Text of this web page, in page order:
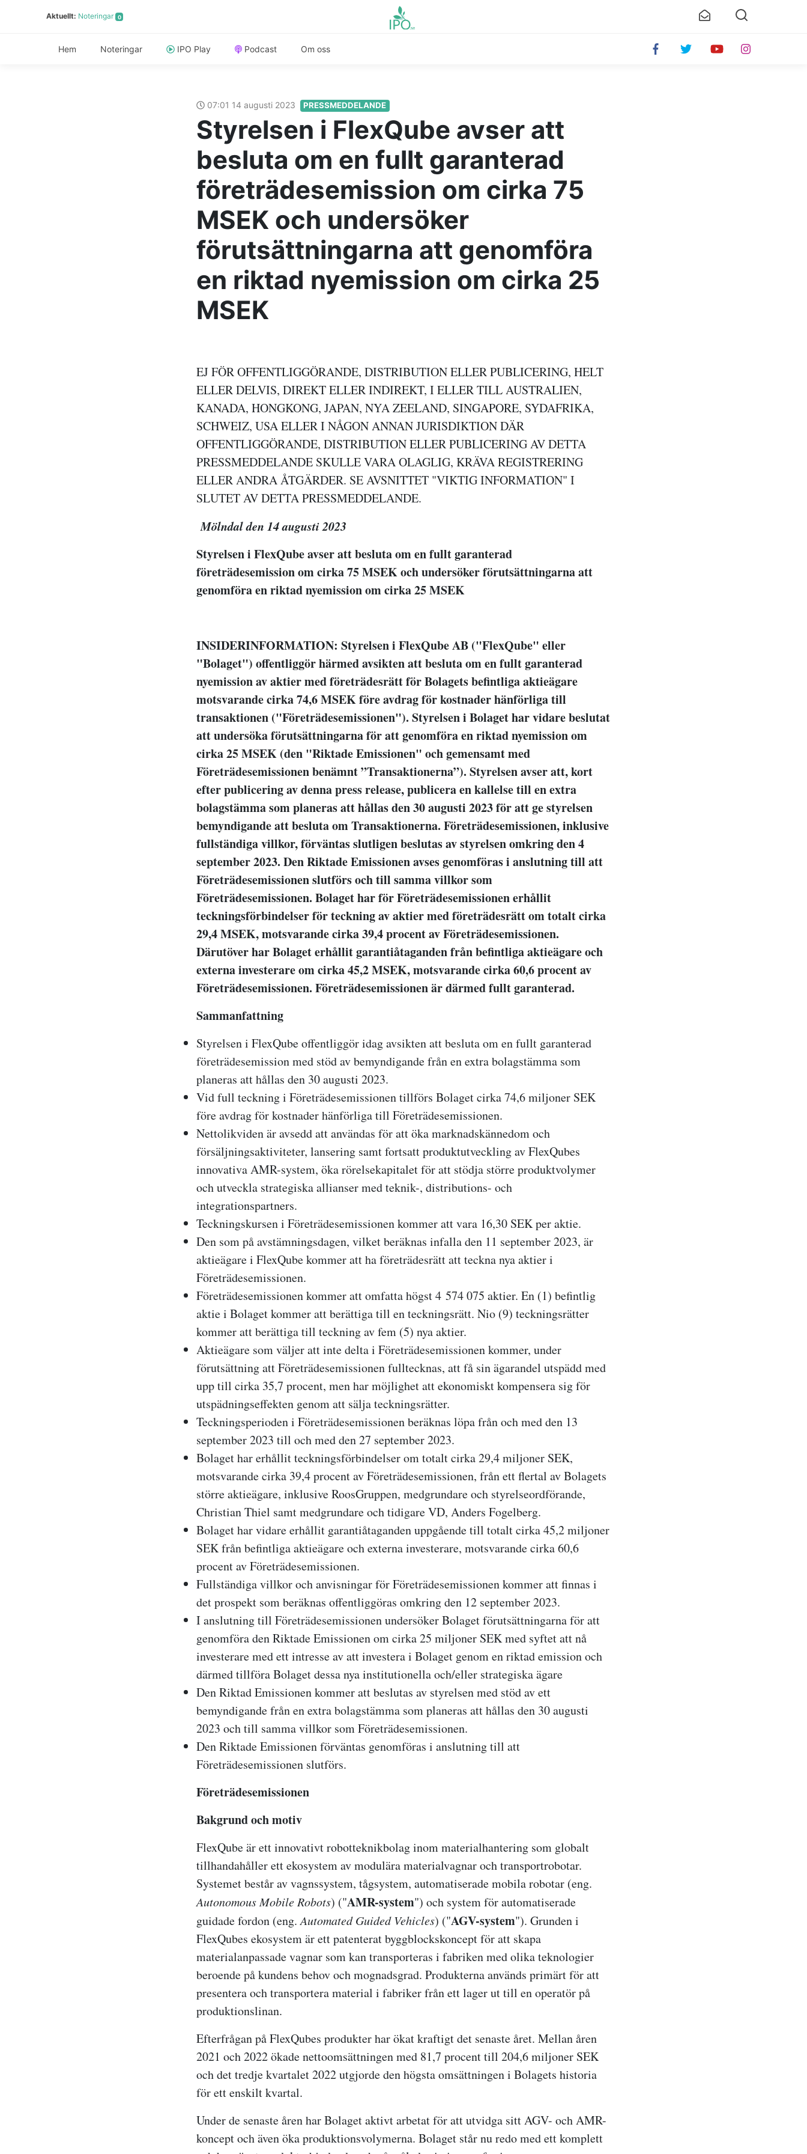
Aktuellt: Noteringar 0
Hem Noteringar IPO Play Podcast Om oss
07:01 14 augusti 2023 PRESSMEDDELANDE
Styrelsen i FlexQube avser att
besluta om en fullt garanterad
företrädesemission om cirka 75
MSEK och undersöker
förutsättningarna att genomföra
en riktad nyemission om cirka 25
MSEK
EJ FÖR OFFENTLIGGÖRANDE, DISTRIBUTION ELLER PUBLICERING, HELT
ELLER DELVIS, DIREKT ELLER INDIREKT, I ELLER TILL AUSTRALIEN,
KANADA, HONGKONG, JAPAN, NYA ZEELAND, SINGAPORE, SYDAFRIKA,
SCHWEIZ, USA ELLER I NÅGON ANNAN JURISDIKTION DÄR
OFFENTLIGGÖRANDE, DISTRIBUTION ELLER PUBLICERING AV DETTA
PRESSMEDDELANDE SKULLE VARA OLAGLIG, KRÄVA REGISTRERING
ELLER ANDRA ÅTGÄRDER. SE AVSNITTET "VIKTIG INFORMATION" I
SLUTET AV DETTA PRESSMEDDELANDE.
Mölndal den 14 augusti 2023
Styrelsen i FlexQube avser att besluta om en fullt garanterad
företrädesemission om cirka 75 MSEK och undersöker förutsättningarna att
genomföra en riktad nyemission om cirka 25 MSEK
INSIDERINFORMATION: Styrelsen i FlexQube AB ("FlexQube" eller
"Bolaget") offentliggör härmed avsikten att besluta om en fullt garanterad
nyemission av aktier med företrädesrätt för Bolagets befintliga aktieägare
motsvarande cirka 74,6 MSEK före avdrag för kostnader hänförliga till
transaktionen ("Företrädesemissionen"). Styrelsen i Bolaget har vidare beslutat
att undersöka förutsättningarna för att genomföra en riktad nyemission om
cirka 25 MSEK (den "Riktade Emissionen" och gemensamt med
Företrädesemissionen benämnt ”Transaktionerna”). Styrelsen avser att, kort
efter publicering av denna press release, publicera en kallelse till en extra
bolagstämma som planeras att hållas den 30 augusti 2023 för att ge styrelsen
bemyndigande att besluta om Transaktionerna. Företrädesemissionen, inklusive
fullständiga villkor, förväntas slutligen beslutas av styrelsen omkring den 4
september 2023. Den Riktade Emissionen avses genomföras i anslutning till att
Företrädesemissionen slutförs och till samma villkor som
Företrädesemissionen. Bolaget har för Företrädesemissionen erhållit
teckningsförbindelser för teckning av aktier med företrädesrätt om totalt cirka
29,4 MSEK, motsvarande cirka 39,4 procent av Företrädesemissionen.
Därutöver har Bolaget erhållit garantiåtaganden från befintliga aktieägare och
externa investerare om cirka 45,2 MSEK, motsvarande cirka 60,6 procent av
Företrädesemissionen. Företrädesemissionen är därmed fullt garanterad.
Sammanfattning
Styrelsen i FlexQube offentliggör idag avsikten att besluta om en fullt garanterad
företrädesemission med stöd av bemyndigande från en extra bolagstämma som
planeras att hållas den 30 augusti 2023.
Vid full teckning i Företrädesemissionen tillförs Bolaget cirka 74,6 miljoner SEK
före avdrag för kostnader hänförliga till Företrädesemissionen.
Nettolikviden är avsedd att användas för att öka marknadskännedom och
försäljningsaktiviteter, lansering samt fortsatt produktutveckling av FlexQubes
innovativa AMR-system, öka rörelsekapitalet för att stödja större produktvolymer
och utveckla strategiska allianser med teknik-, distributions- och
integrationspartners.
Teckningskursen i Företrädesemissionen kommer att vara 16,30 SEK per aktie.
Den som på avstämningsdagen, vilket beräknas infalla den 11 september 2023, är
aktieägare i FlexQube kommer att ha företrädesrätt att teckna nya aktier i
Företrädesemissionen.
Företrädesemissionen kommer att omfatta högst 4 574 075 aktier. En (1) befintlig
aktie i Bolaget kommer att berättiga till en teckningsrätt. Nio (9) teckningsrätter
kommer att berättiga till teckning av fem (5) nya aktier.
Aktieägare som väljer att inte delta i Företrädesemissionen kommer, under
förutsättning att Företrädesemissionen fulltecknas, att få sin ägarandel utspädd med
upp till cirka 35,7 procent, men har möjlighet att ekonomiskt kompensera sig för
utspädningseffekten genom att sälja teckningsrätter.
Teckningsperioden i Företrädesemissionen beräknas löpa från och med den 13
september 2023 till och med den 27 september 2023.
Bolaget har erhållit teckningsförbindelser om totalt cirka 29,4 miljoner SEK,
motsvarande cirka 39,4 procent av Företrädesemissionen, från ett flertal av Bolagets
större aktieägare, inklusive RoosGruppen, medgrundare och styrelseordförande,
Christian Thiel samt medgrundare och tidigare VD, Anders Fogelberg.
Bolaget har vidare erhållit garantiåtaganden uppgående till totalt cirka 45,2 miljoner
SEK från befintliga aktieägare och externa investerare, motsvarande cirka 60,6
procent av Företrädesemissionen.
Fullständiga villkor och anvisningar för Företrädesemissionen kommer att finnas i
det prospekt som beräknas offentliggöras omkring den 12 september 2023.
I anslutning till Företrädesemissionen undersöker Bolaget förutsättningarna för att
genomföra den Riktade Emissionen om cirka 25 miljoner SEK med syftet att nå
investerare med ett intresse av att investera i Bolaget genom en riktad emission och
därmed tillföra Bolaget dessa nya institutionella och/eller strategiska ägare
Den Riktad Emissionen kommer att beslutas av styrelsen med stöd av ett
bemyndigande från en extra bolagstämma som planeras att hållas den 30 augusti
2023 och till samma villkor som Företrädesemissionen.
Den Riktade Emissionen förväntas genomföras i anslutning till att
Företrädesemissionen slutförs.
Företrädesemissionen
Bakgrund och motiv
FlexQube är ett innovativt robotteknikbolag inom materialhantering som globalt
tillhandahåller ett ekosystem av modulära materialvagnar och transportrobotar.
Systemet består av vagnssystem, tågsystem, automatiserade mobila robotar (eng.
Autonomous Mobile Robots) ("AMR-system") och system för automatiserade
guidade fordon (eng.Automated Guided Vehicles) ("AGV-system"). Grunden i
FlexQubes ekosystem är ett patenterat byggblockskoncept för att skapa
materialanpassade vagnar som kan transporteras i fabriken med olika teknologier
beroende på kundens behov och mognadsgrad. Produkterna används primärt för att
presentera och transportera material i fabriker från ett lager ut till en operatör på
produktionslinan.
Efterfrågan på FlexQubes produkter har ökat kraftigt det senaste året. Mellan åren
2021 och 2022 ökade nettoomsättningen med 81,7 procent till 204,6 miljoner SEK
och det tredje kvartalet 2022 utgjorde den högsta omsättningen i Bolagets historia
för ett enskilt kvartal.
Under de senaste åren har Bolaget aktivt arbetat för att utvidga sitt AGV- och AMR-
koncept och även öka produktionsvolymerna. Bolaget står nu redo med ett komplett